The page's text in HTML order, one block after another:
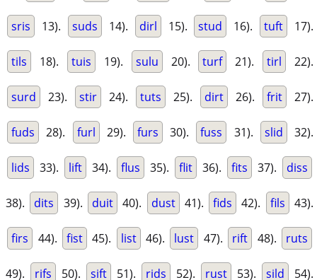
sris 13). suds 14). dirl 15). stud 16). tuft 17).
tils 18). tuis 19). sulu 20). turf 21). tirl 22).
surd 23). stir 24). tuts 25). dirt 26). frit 27).
fuds 28). furl 29). furs 30). fuss 31). slid 32).
lids 33). lift 34). flus 35). flit 36). fits 37). diss
38). dits 39). duit 40). dust 41). fids 42). fils 43).
firs 44). fist 45). list 46). lust 47). rift 48). ruts
49). rifs 50). sift 51). rids 52). rust 53). sild 54).